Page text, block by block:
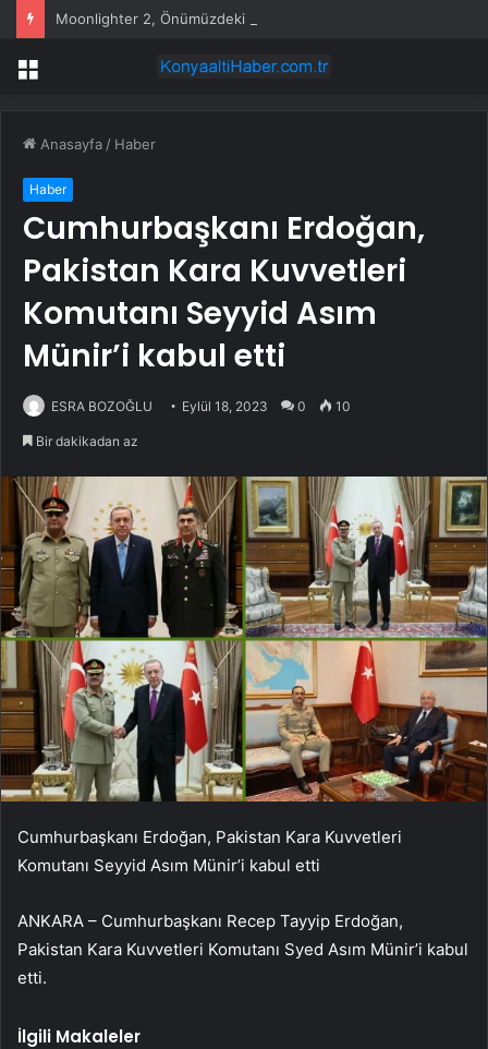
Moonlighter 2, Önümüzdeki Ay Erken Erişimden Çıkıyor
Menü
Anasayfa / Haber
Haber
Cumhurbaşkanı Erdoğan,
Pakistan Kara Kuvvetleri
Komutanı Seyyid Asım
Münir’i kabul etti
ESRA BOZOĞLU Eylül 18, 2023 0 10
Bir dakikadan az
Cumhurbaşkanı Erdoğan, Pakistan Kara Kuvvetleri
Komutanı Seyyid Asım Münir’i kabul etti
ANKARA – Cumhurbaşkanı Recep Tayyip Erdoğan,
Pakistan Kara Kuvvetleri Komutanı Syed Asım Münir’i kabul
etti.
İlgili Makaleler